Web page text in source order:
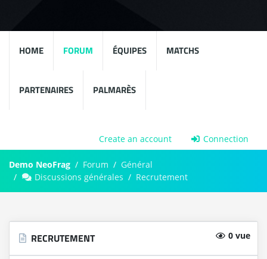
HOME FORUM ÉQUIPES MATCHS
PARTENAIRES PALMARÈS
Create an account Connection
Demo NeoFrag Forum
Général
Discussions générales
Recrutement
0 vue
RECRUTEMENT